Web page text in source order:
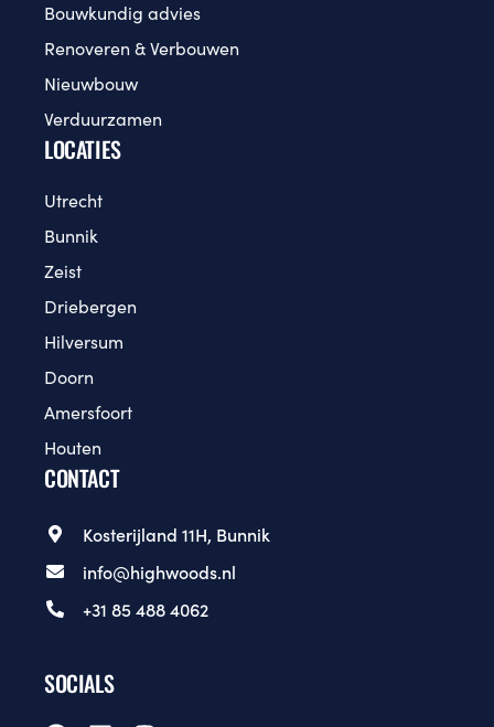
CONTACT
Kosterijland 11H, Bunnik
info@highwoods.nl
+31 85 488 4062
SOCIALS
Bouwkundig advies
Renoveren & Verbouwen
Nieuwbouw
Verduurzamen
LOCATIES
Utrecht
Bunnik
Zeist
Driebergen
Hilversum
Doorn
Amersfoort
Houten